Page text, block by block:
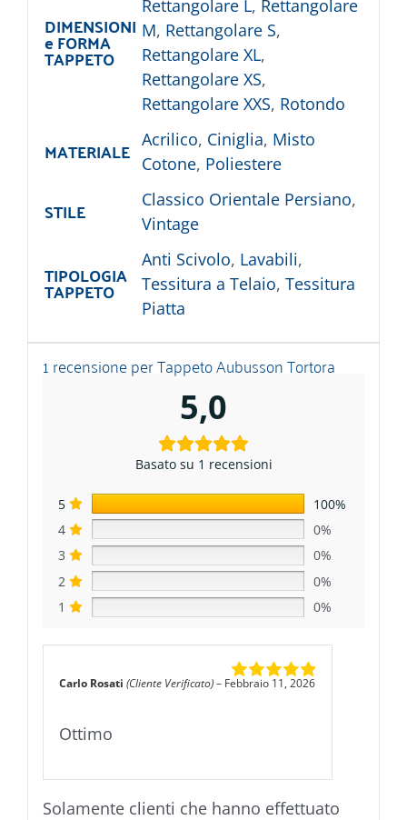
DIMENSIONI
e FORMA
TAPPETO
Rettangolare L, Rettangolare
M, Rettangolare S,
Rettangolare XL,
Rettangolare XS,
Rettangolare XXS, Rotondo
MATERIALE Acrilico, Ciniglia, Misto
Cotone, Poliestere
STILE Classico Orientale Persiano,
Vintage
TIPOLOGIA
TAPPETO
Anti Scivolo, Lavabili,
Tessitura a Telaio, Tessitura
Piatta
1 recensione perTappeto Aubusson Tortora
5,0
Basato su 1 recensioni
5
100%
4
0%
3
0%
2
0%
1
0%
Valutato
Carlo Rosati(Cliente Verificato)– Febbraio 11, 2026
Ottimo
Solamente clienti che hanno effettuato